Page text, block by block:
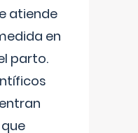
atiende
en
parto.